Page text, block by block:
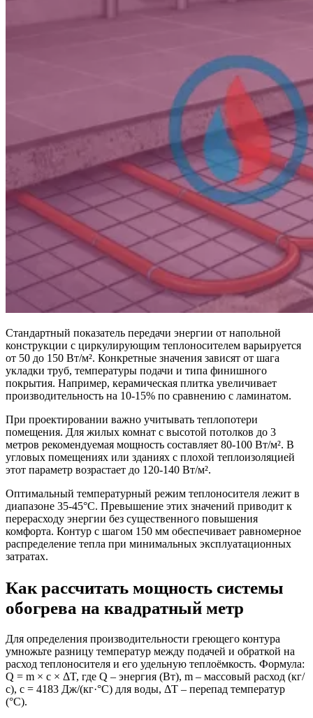
Стандартный показатель передачи энергии от напольной
конструкции с циркулирующим теплоносителем варьируется
от 50 до 150 Вт/м². Конкретные значения зависят от шага
укладки труб, температуры подачи и типа финишного
покрытия. Например, керамическая плитка увеличивает
производительность на 10-15% по сравнению с ламинатом.
При проектировании важно учитывать теплопотери
помещения. Для жилых комнат с высотой потолков до 3
метров рекомендуемая мощность составляет 80-100 Вт/м². В
угловых помещениях или зданиях с плохой теплоизоляцией
этот параметр возрастает до 120-140 Вт/м².
Оптимальный температурный режим теплоносителя лежит в
диапазоне 35-45°C. Превышение этих значений приводит к
перерасходу энергии без существенного повышения
комфорта. Контур с шагом 150 мм обеспечивает равномерное
распределение тепла при минимальных эксплуатационных
затратах.
Как рассчитать мощность системы
обогрева на квадратный метр
Для определения производительности греющего контура
умножьте разницу температур между подачей и обраткой на
расход теплоносителя и его удельную теплоёмкость. Формула:
Q = m × c × ΔT, где Q – энергия (Вт), m – массовый расход (кг/
с), c = 4183 Дж/(кг·°C) для воды, ΔT – перепад температур
(°C).